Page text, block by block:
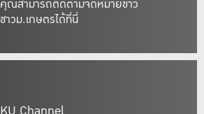
คุณสามารถติดตามจดหมายข่าว
ชาวม.เกษตรได้ที่นี่